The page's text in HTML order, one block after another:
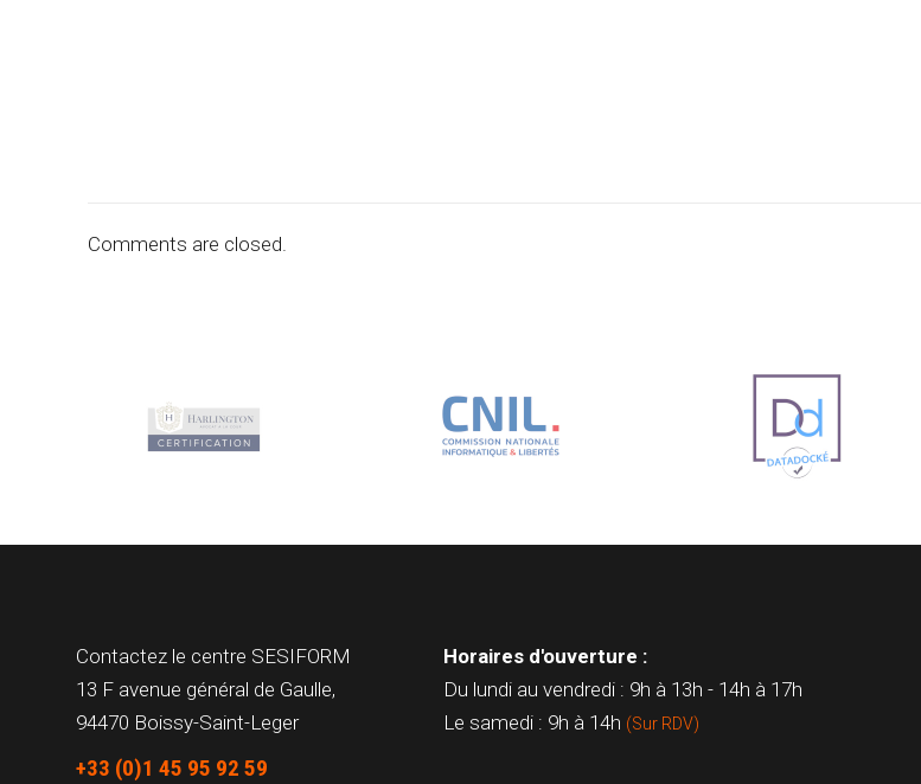
Comments are closed.
Contactez le centre SESIFORM
13 F avenue général de Gaulle,
94470 Boissy-Saint-Leger
+33 (0)1 45 95 92 59
Horaires d'ouverture :
Du lundi au vendredi : 9h à 13h - 14h à 17h
Le samedi : 9h à 14h (Sur RDV)